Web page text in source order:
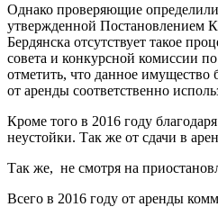
Однако проверяющие
утвержденной Постановлением
Бердянска отсутствует такое
совета и конкурсной комиссии
отметить, что данное имущество
от аренды соответственно
Кроме того в 2016 году
неустойки. Так же от сдачи в
Так же, не смотря на
Всего в 2016 году от аренды